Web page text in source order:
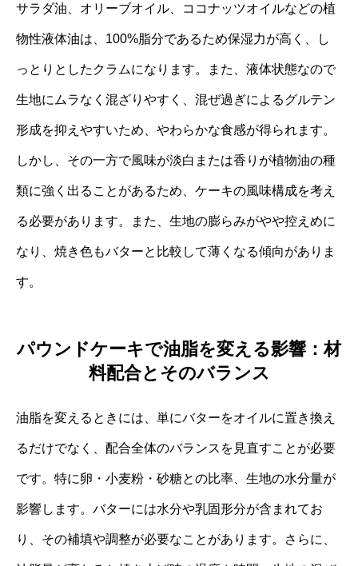
サラダ油、オリーブオイル、ココナッツオイルなどの植
物性液体油は、100%脂分であるため保湿力が高く、し
っとりとしたクラムになります。また、液体状態なので
生地にムラなく混ざりやすく、混ぜ過ぎによるグルテン
形成を抑えやすいため、やわらかな食感が得られます。
しかし、その一方で風味が淡白または香りが植物油の種
類に強く出ることがあるため、ケーキの風味構成を考え
る必要があります。また、生地の膨らみがやや控えめに
なり、焼き色もバターと比較して薄くなる傾向がありま
す。
パウンドケーキで油脂を変える影響：材
料配合とそのバランス
油脂を変えるときには、単にバターをオイルに置き換え
るだけでなく、配合全体のバランスを見直すことが必要
です。特に卵・小麦粉・砂糖との比率、生地の水分量が
影響します。バターには水分や乳固形分が含まれてお
り、その補填や調整が必要なことがあります。さらに、